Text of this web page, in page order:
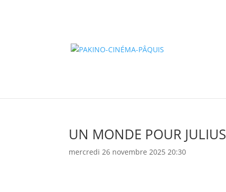
UN MONDE POUR JULIUS
mercredi 26 novembre 2025 20:30